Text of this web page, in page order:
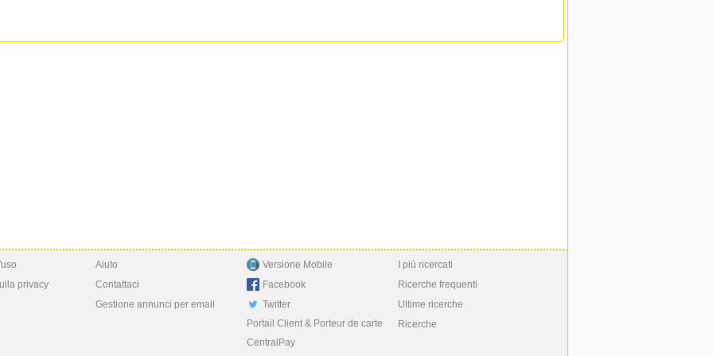
privacy
Aiuto
Contattaci
Gestione annunci per email
Versione Mobile
Facebook
Twitter
Portail Client & Porteur de carte
CentralPay
I più ricercati
Ricerche frequenti
Ultime ricerche
Ricerche